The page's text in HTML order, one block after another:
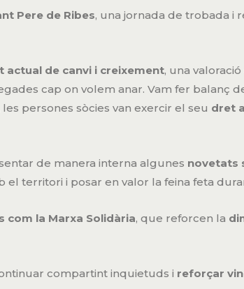
Pere de Ribes, una jornada de trobada i
actual de canvi i creixement, una
cap on volem anar. Vam fer balanç
persones sòcies van exercir el seu dret
de manera interna algunes novetats
el territori i posar en valor la feina feta
la Marxa Solidària, que reforcen la
compartint inquietuds i reforçar